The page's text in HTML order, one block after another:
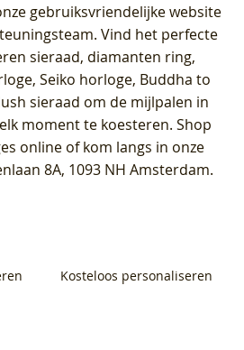
gebruiksvriendelijke website
Vind het perfecte
sieraad, diamanten ring,
Seiko horloge, Buddha to
sieraad om de mijlpalen in
moment te koesteren. Shop
online of kom langs in onze
8A, 1093 NH Amsterdam.
Kosteloos personaliseren